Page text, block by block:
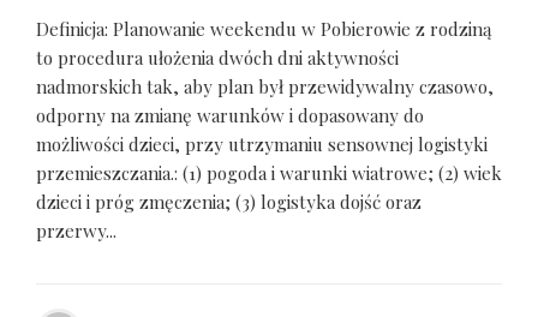
Definicja: Planowanie weekendu w Pobierowie z rodziną
to procedura ułożenia dwóch dni aktywności
nadmorskich tak, aby plan był przewidywalny czasowo,
odporny na zmianę warunków i dopasowany do
możliwości dzieci, przy utrzymaniu sensownej logistyki
przemieszczania.: (1) pogoda i warunki wiatrowe; (2) wiek
dzieci i próg zmęczenia; (3) logistyka dojść oraz
przerwy...